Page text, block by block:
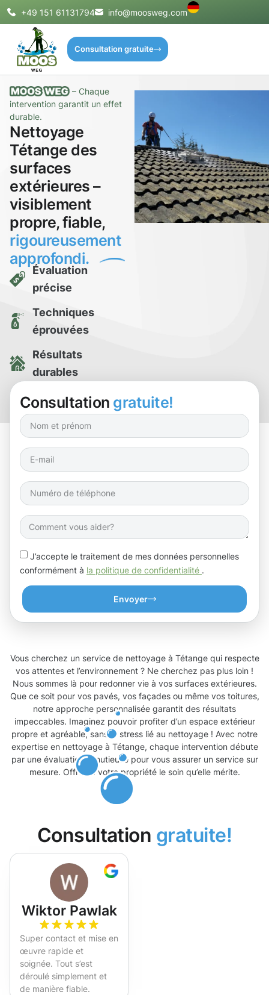
+49 151 61131794 info@moosweg.com
Consultation gratuite
– Chaque
intervention garantit un effet
durable.
Nettoyage
Tétange des
surfaces
extérieures –
visiblement
propre, fiable,
rigoureusement
approfondi.
Évaluation
précise
Techniques
éprouvées
Résultats
durables
Essai de
nettoyage gratuit
Consultation gratuite!
J’accepte le traitement de mes données personnelles
conformément à la politique de confidentialité
Envoyer
Vous cherchez un service de nettoyage à Tétange qui respecte
vos attentes et l’environnement ? Ne cherchez pas plus loin !
Nous sommes là pour redonner vie à vos surfaces extérieures.
Que ce soit pour vos pavés, vos façades ou même vos toitures,
notre approche personnalisée garantit des résultats
impeccables. Imaginez pouvoir profiter d’un espace extérieur
propre et agréable, sans le stress lié au nettoyage ! Avec notre
expertise en nettoyage à Tétange, chaque intervention débute
par une évaluation minutieuse pour vous assurer un service sur
mesure. Offrez à votre propriété le soin qu’elle mérite.
Consultation gratuite!
Wiktor Pawlak
Super contact et mise en
œuvre rapide et
soignée. Tout s’est
déroulé simplement et
de manière fiable.